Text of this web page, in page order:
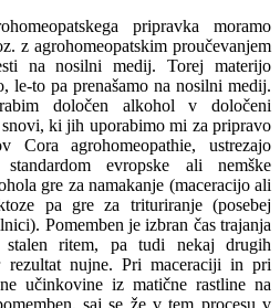
pripravka moramo
z agrohomeopatskim proučevanjem
na nosilni medij. Torej materijo
le-to pa prenašamo na nosilni medij.
določen alkohol v določeni
ki jih uporabimo mi za pripravo
Cora agrohomeopathie, ustrezajo
evropske ali nemške
gre za namakanje (maceracijo ali
pa gre za trituriranje (posebej
Pomemben je izbran čas trajanja
stalen ritem, pa tudi nekaj drugih
nujne. Pri maceraciji in pri
učinkovine iz matične rastline na